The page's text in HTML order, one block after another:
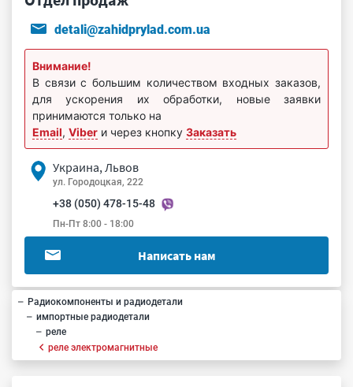
detali@zahidprylad.com.ua
Внимание!
В связи с большим количеством входных заказов,
для ускорения их обработки, новые заявки
принимаются только на
Email, Viber и через кнопку Заказать
Украина, Львов
ул. Городоцкая, 222
+38 (050) 478-15-48
Пн-Пт 8:00 - 18:00
Написать нам
Радиокомпоненты и радиодетали
импортные радиодетали
реле
реле электромагнитные